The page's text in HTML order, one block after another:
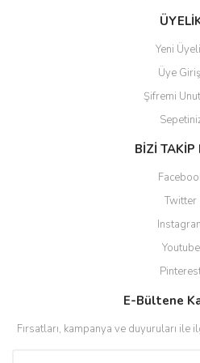
Yeni
Üye
Şifremi
BİZİ TAKİP
Twitter
Youtube
E-Bültene
Fırsatları, kampanya ve duyuruları